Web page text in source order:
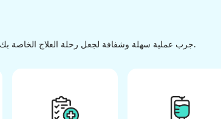
جرب عملية سهلة وشفافة لجعل رحلة العلاج الخاصة بك ناجحة من الاكتشاف إلى التفريغ من خلال عملية سهلة وسلسة.